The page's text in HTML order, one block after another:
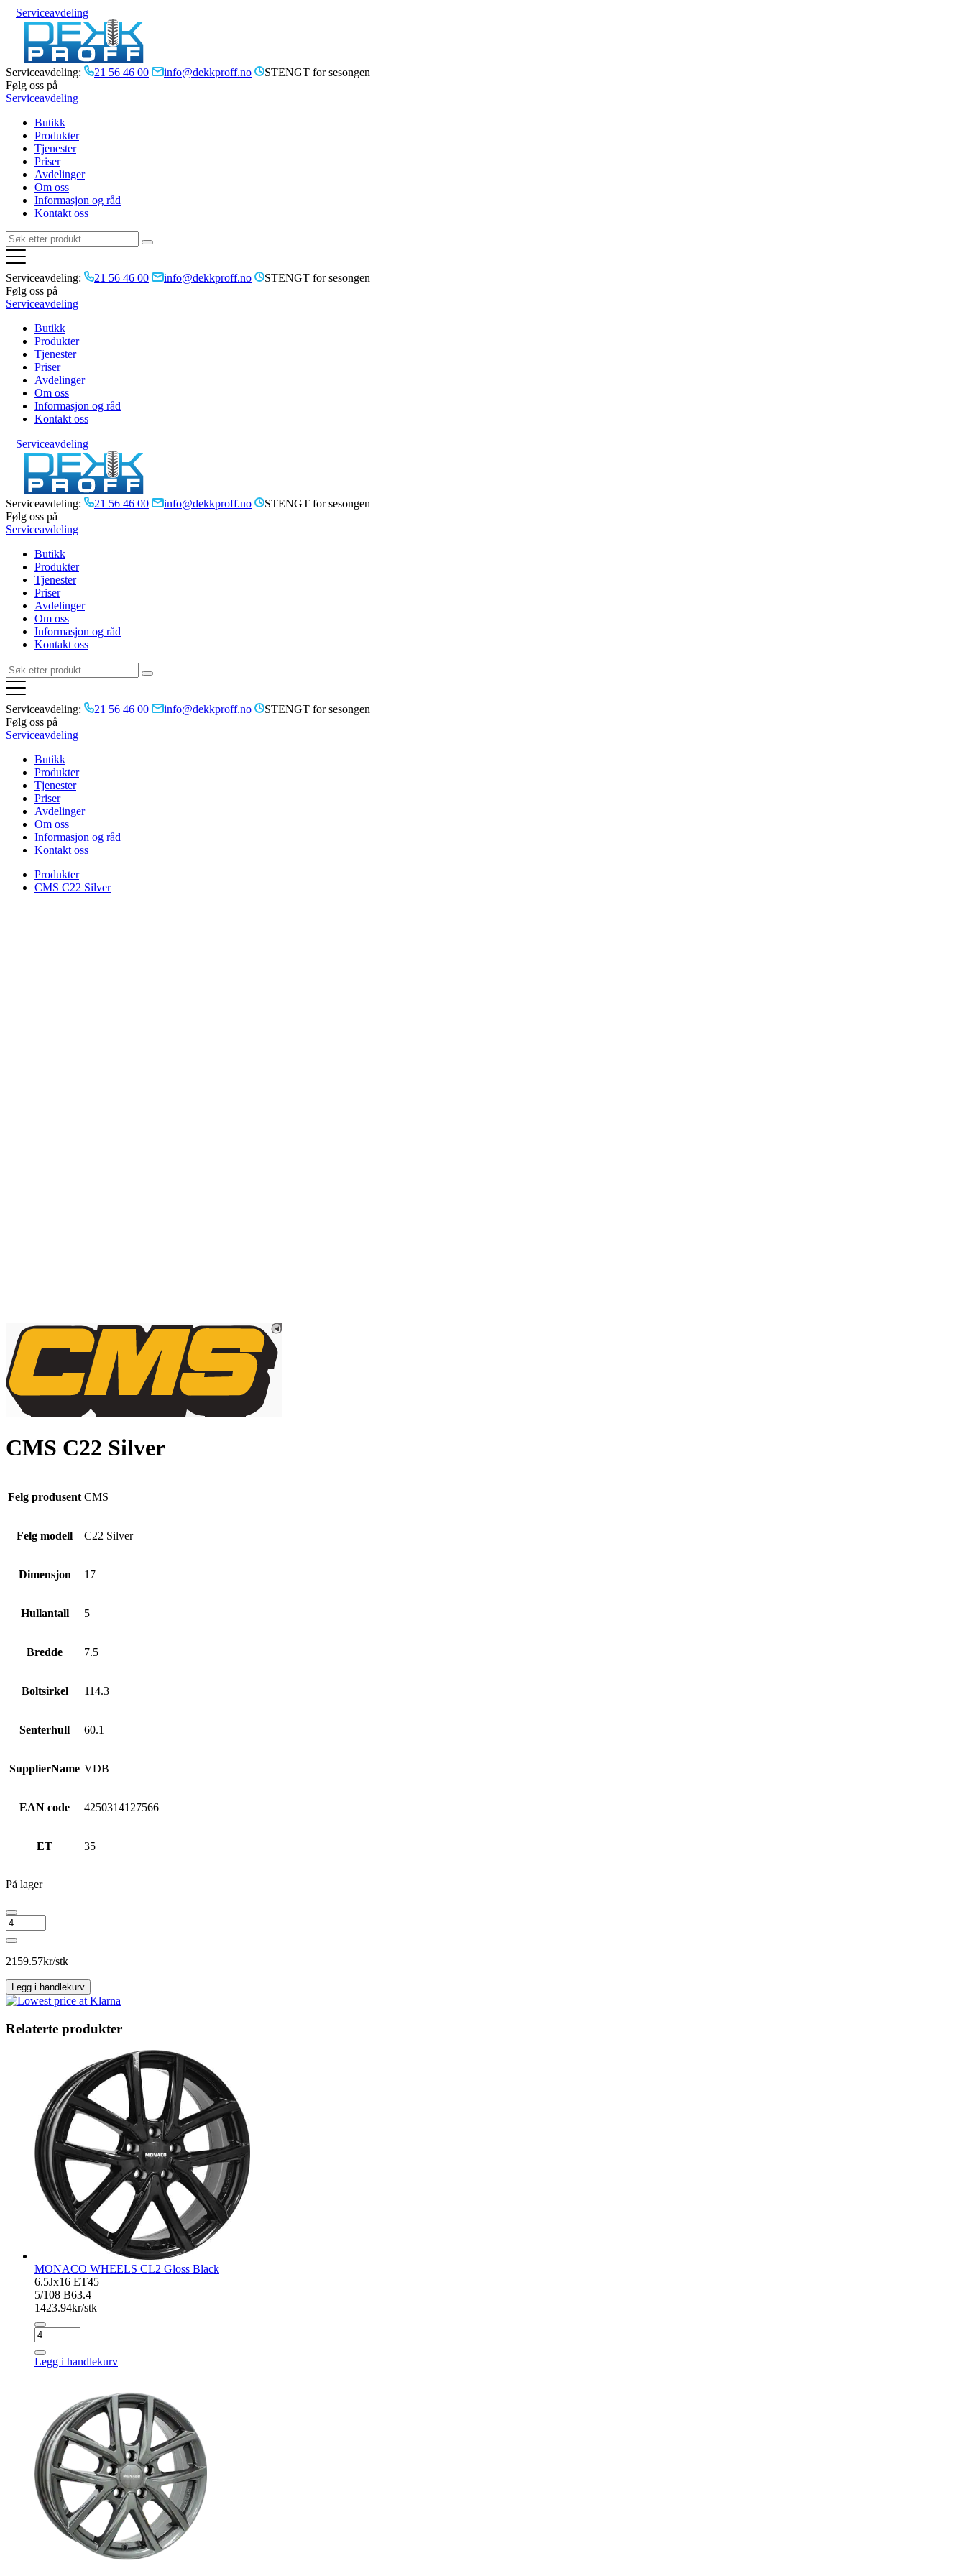
Serviceavdeling
Serviceavdeling: 21 56 46 00 info@dekkproff.no
STENGT for sesongen
Følg oss på
Serviceavdeling
Butikk
Produkter
Tjenester
Priser
Avdelinger
Om oss
Informasjon og råd
Kontakt oss
Serviceavdeling: 21 56 46 00 info@dekkproff.no
STENGT for sesongen
Følg oss på
Serviceavdeling
Butikk
Produkter
Tjenester
Priser
Avdelinger
Om oss
Informasjon og råd
Kontakt oss
Serviceavdeling
Serviceavdeling: 21 56 46 00 info@dekkproff.no
STENGT for sesongen
Følg oss på
Serviceavdeling
Butikk
Produkter
Tjenester
Priser
Avdelinger
Om oss
Informasjon og råd
Kontakt oss
Serviceavdeling: 21 56 46 00 info@dekkproff.no
STENGT for sesongen
Følg oss på
Serviceavdeling
Butikk
Produkter
Tjenester
Priser
Avdelinger
Om oss
Informasjon og råd
Kontakt oss
Produkter
CMS C22 Silver
CMS C22 Silver
Felg produsent CMS
Felg modell C22 Silver
Dimensjon 17
Hullantall 5
Bredde 7.5
Boltsirkel 114.3
Senterhull 60.1
SupplierName VDB
EAN code 4250314127566
ET 35
På lager
CMS
C22
Silver
antall
2159.57kr/stk
Legg i handlekurv
Relaterte produkter
MONACO WHEELS CL2 Gloss Black
6.5Jx16 ET45
5/108 B63.4
1423.94kr/stk
MONACO
WHEELS
CL2
Gloss
Legg i handlekurv